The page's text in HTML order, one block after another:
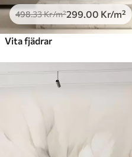
498.33Kr/m²299.00 Kr/m²
Vita fjädrar